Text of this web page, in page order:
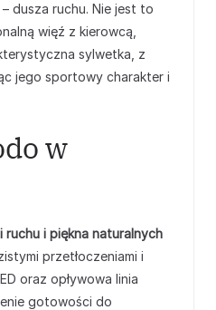
dusza ruchu. Nie jest to
więź z kierowcą,
sylwetka, z
jego sportowy charakter i
w
ruchu i piękna naturalnych
przetłoczeniami i
oraz opływowa linia
gotowości do